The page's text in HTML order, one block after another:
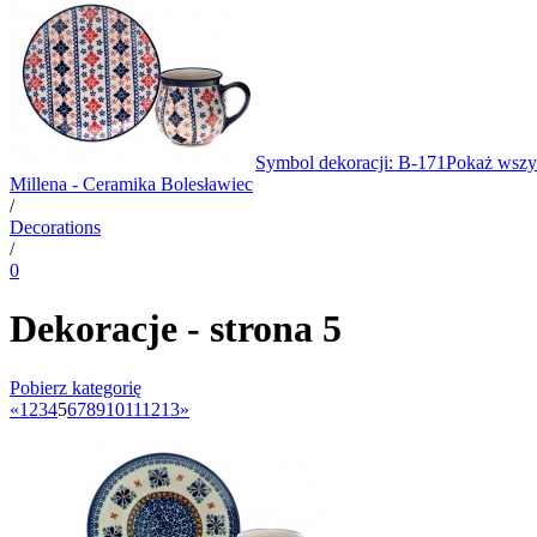
Symbol dekoracji: B-171Pokaż
Millena - Ceramika Bolesławiec
/
Decorations
/
0
Dekoracje - strona 5
Pobierz kategorię
«1 2345678910111213»